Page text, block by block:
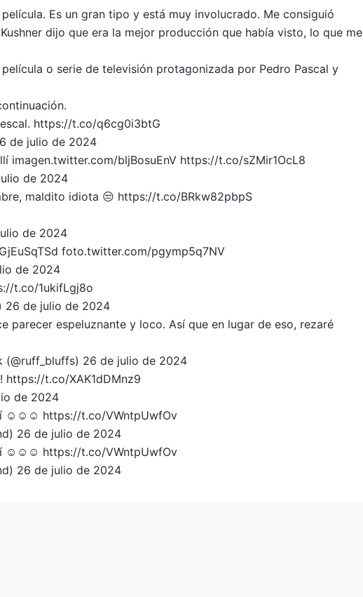
Es un gran tipo y está muy involucrado. Me consiguió
dijo que era la mejor producción que había visto, lo que me
o serie de televisión protagonizada por Pedro Pascal y
https://t.co/q6cg0i3btG
de julio de 2024
imagen.twitter.com/bljBosuEnV https://t.co/sZMir1OcL8
de 2024
maldito idiota 😒 https://t.co/BRkw82pbpS
de 2024
foto.twitter.com/pgymp5q7NV
de 2024
t.co/1ukifLgj8o
26 de julio de 2024
parecer espeluznante y loco. Así que en lugar de eso, rezaré
(@ruff_bluffs) 26 de julio de 2024
https://t.co/XAK1dDMnz9
de 2024
☺️☺️☺️ https://t.co/VWntpUwfOv
26 de julio de 2024
☺️☺️☺️ https://t.co/VWntpUwfOv
26 de julio de 2024